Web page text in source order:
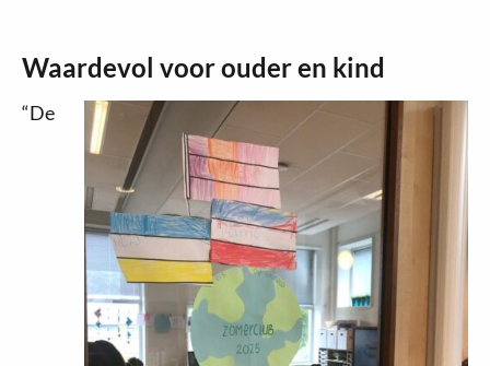
Waardevol voor ouder en kind
“De